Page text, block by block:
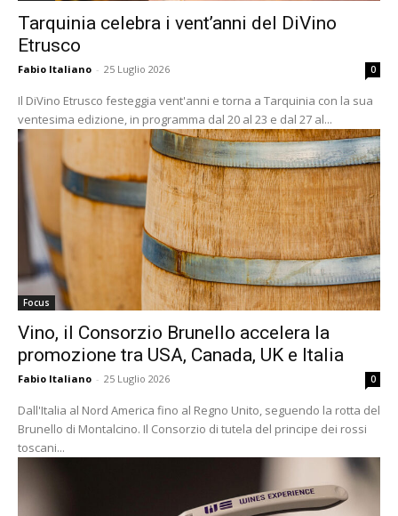
Tarquinia celebra i vent’anni del DiVino
Etrusco
Fabio Italiano - 25 Luglio 2026 0
Il DiVino Etrusco festeggia vent'anni e torna a Tarquinia con la sua
ventesima edizione, in programma dal 20 al 23 e dal 27 al...
Focus
Vino, il Consorzio Brunello accelera la
promozione tra USA, Canada, UK e Italia
Fabio Italiano - 25 Luglio 2026 0
Dall'Italia al Nord America fino al Regno Unito, seguendo la rotta del
Brunello di Montalcino. Il Consorzio di tutela del principe dei rossi
toscani...